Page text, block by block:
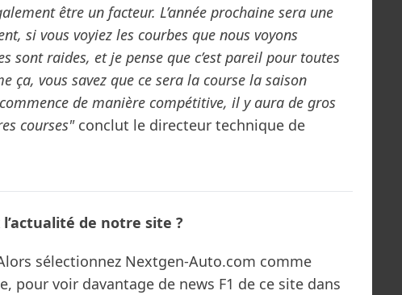
être un facteur. L’année prochaine sera une
si vous voyiez les courbes que nous voyons
sont raides, et je pense que c’est pareil pour toutes
ça, vous savez que ce sera la course la saison
de manière compétitive, il y aura de gros
courses"conclut le directeur technique de
de notre site ?
sélectionnez Nextgen-Auto.com comme
pour voir davantage de news F1 de ce site dans